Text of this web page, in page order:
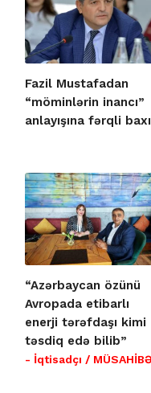
Fazil Mustafadan
“möminlərin inancı”
anlayışına fərqli
“Azərbaycan özünü
Avropada etibarlı
enerji tərəfdaşı kimi
təsdiq edə bilib”
- İqtisadçı /